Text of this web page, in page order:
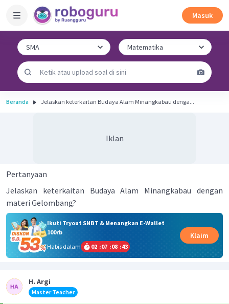
Masuk
Beranda Jelaskan keterkaitan Budaya Alam Minangkabau denga...
Iklan
Pertanyaan
Jelaskan keterkaitan Budaya Alam Minangkabau dengan
materi Gelombang?
Ikuti Tryout SNBT & Menangkan E-Wallet
100rb
Habis dalam
02 :07 :08 :43
Klaim
H. Argi
Master Teacher